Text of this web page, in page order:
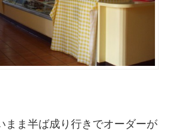
まま半ば成り行きでオーダーが